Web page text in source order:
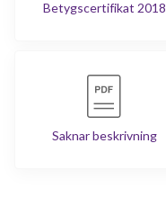
Betygscertifikat 2018
Saknar beskrivning